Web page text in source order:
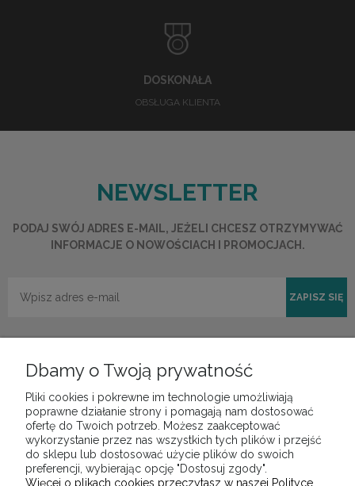
DOSKONAŁA
OBSŁUGA KLIENTA
NEWSLETTER
PODAJ SWÓJ ADRES E-MAIL, JEŻELI CHCESZ OTRZYMYWAĆ
INFORMACJE O NOWOŚCIACH I PROMOCJACH.
ZAPISZ SIĘ
POMOC
MOJE KONTO
Dbamy o Twoją prywatność
Pliki cookies i pokrewne im technologie umożliwiają
poprawne działanie strony i pomagają nam dostosować
ofertę do Twoich potrzeb. Możesz zaakceptować
wykorzystanie przez nas wszystkich tych plików i przejść
do sklepu lub dostosować użycie plików do swoich
preferencji, wybierając opcję "Dostosuj zgody".
Więcej o plikach cookies przeczytasz w naszej Polityce